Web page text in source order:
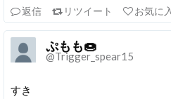
返信
リツイート お気に
ぷもも🍩
@Trigger_spear15
すき